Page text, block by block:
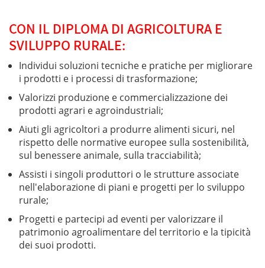
CON IL DIPLOMA DI AGRICOLTURA E
SVILUPPO RURALE:
Individui soluzioni tecniche e pratiche per migliorare
i prodotti e i processi di trasformazione;
Valorizzi produzione e commercializzazione dei
prodotti agrari e agroindustriali;
Aiuti gli agricoltori a produrre alimenti sicuri, nel
rispetto delle normative europee sulla sostenibilità,
sul benessere animale, sulla tracciabilità;
Assisti i singoli produttori o le strutture associate
nell'elaborazione di piani e progetti per lo sviluppo
rurale;
Progetti e partecipi ad eventi per valorizzare il
patrimonio agroalimentare del territorio e la tipicità
dei suoi prodotti.